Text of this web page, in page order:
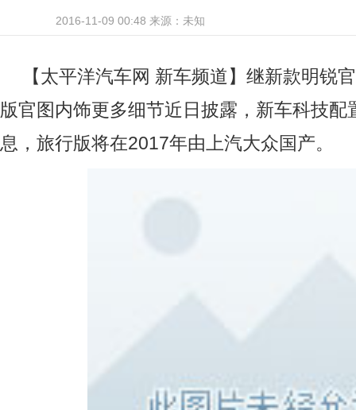
2016-11-09 00:48 来源：未知
【太平洋汽车网 新车频道】继新款明锐
版官图内饰更多细节近日披露，新车科技配
息，旅行版将在2017年由上汽大众国产。